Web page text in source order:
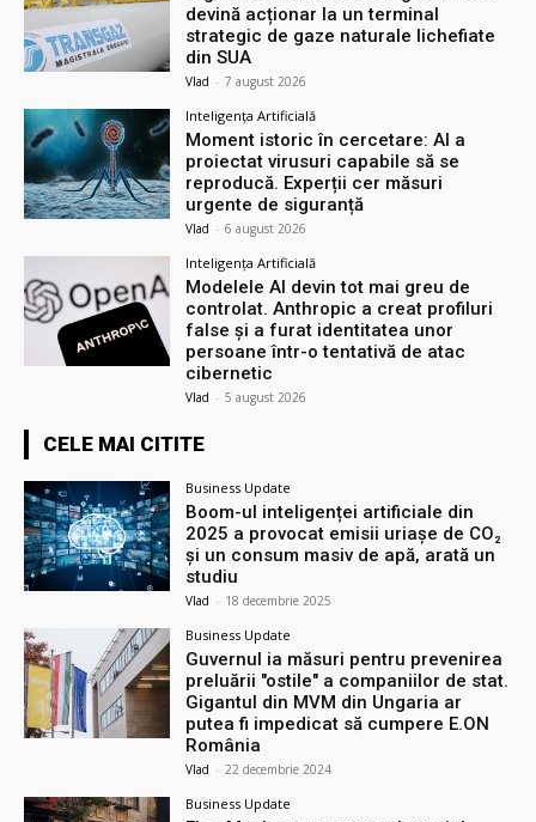
devină acționar la un terminal
strategic de gaze naturale lichefiate
din SUA
Vlad - 7 august 2026
Inteligența Artificială
Moment istoric în cercetare: AI a
proiectat virusuri capabile să se
reproducă. Experții cer măsuri
urgente de siguranță
Vlad - 6 august 2026
Inteligența Artificială
Modelele AI devin tot mai greu de
controlat. Anthropic a creat profiluri
false și a furat identitatea unor
persoane într-o tentativă de atac
cibernetic
Vlad - 5 august 2026
CELE MAI CITITE
Business Update
Boom-ul inteligenței artificiale din
2025 a provocat emisii uriașe de CO₂
și un consum masiv de apă, arată un
studiu
Vlad - 18 decembrie 2025
Business Update
Guvernul ia măsuri pentru prevenirea
preluării ″ostile″ a companiilor de stat.
Gigantul din MVM din Ungaria ar
putea fi impedicat să cumpere E.ON
România
Vlad - 22 decembrie 2024
Business Update